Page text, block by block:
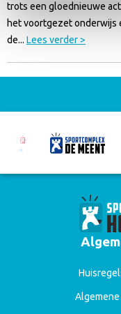
trots een gloednieuwe
het voortgezet onderwijs
de... Lees verder >